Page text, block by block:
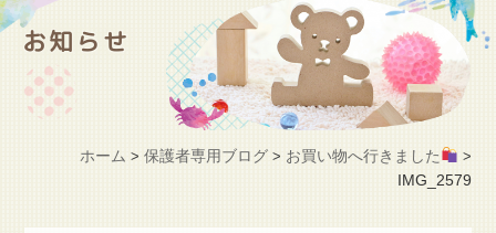
職
施 設紹介
お知らせ
ホーム > 保護者専用ブログ> お買い物へ行きました >
IMG_2579